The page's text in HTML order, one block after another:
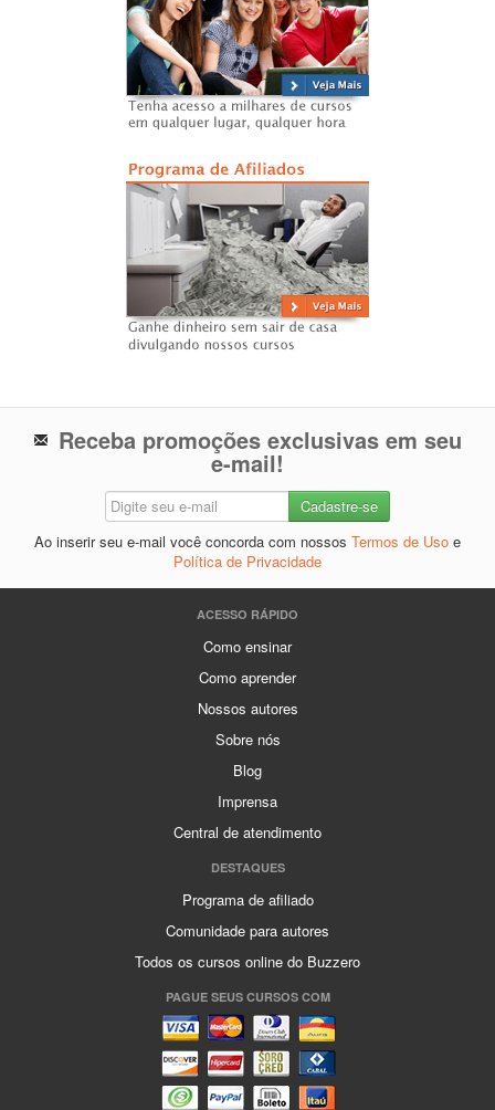
Receba promoções exclusivas em seu
e-mail!
Ao inserir seu e-mail você concorda com nossos Termos de Uso e
Política de Privacidade
ACESSO RÁPIDO
Como ensinar
Como aprender
Nossos autores
Sobre nós
Blog
Imprensa
Central de atendimento
DESTAQUES
Programa de afiliado
Comunidade para autores
Todos os cursos online do Buzzero
PAGUE SEUS CURSOS COM